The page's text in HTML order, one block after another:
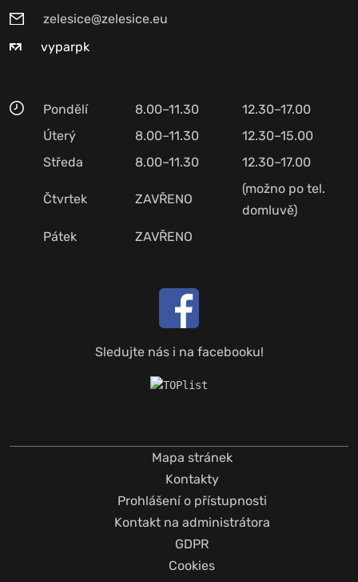
zelesice@zelesice.eu
vyparpk
Pondělí 8.00–11.30
12.30–17.00
Úterý
8.00–11.30
12.30–15.00
Středa
8.00–11.30 12.30–17.00
Čtvrtek ZAVŘENO
(možno po tel.
domluvě)
Pátek
ZAVŘENO
Sledujte nás i na facebooku!
Mapa stránek
Kontakty
Prohlášení o přístupnosti
Kontakt na administrátora
GDPR
Cookies